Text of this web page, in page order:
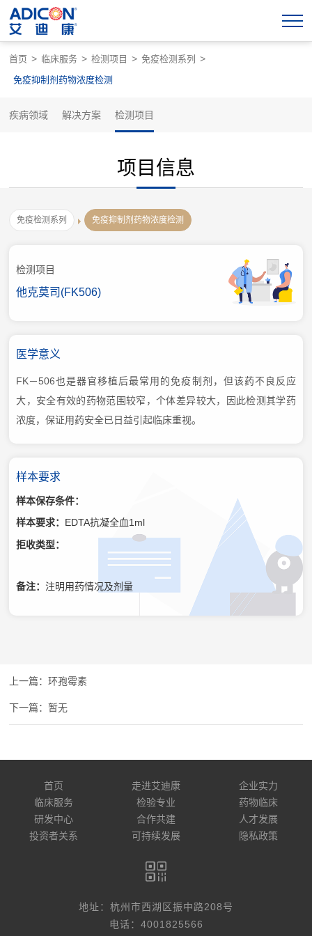
首页 > 临床服务 > 检测项目 > 免疫检测系列 >
免疫抑制剂药物浓度检测
疾病领域 解决方案 检测项目
项目信息
免疫检测系列 免疫抑制剂药物浓度检测
检测项目
他克莫司(FK506)
医学意义
FK－506也是器官移植后最常用的免疫制剂，但该药不良反应
大，安全有效的药物范围较窄，个体差异较大，因此检测其学药
浓度，保证用药安全已日益引起临床重视。
样本要求
样本保存条件：
样本要求： EDTA抗凝全血1ml
拒收类型：
备注： 注明用药情况及剂量
环孢霉素
暂无
首页 走进艾迪康
企业实力
临床服务
检验专业
药物临床
研发中心
合作共建
人才发展
投资者关系
可持续发展 隐私政策
地址：杭州市西湖区振中路208号
电话：4001825566